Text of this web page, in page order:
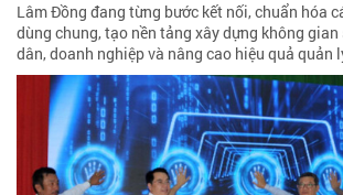
Lâm Đồng đang từng bước kết nối, chuẩn hóa
dùng chung, tạo nền tảng xây dựng không
dân, doanh nghiệp và nâng cao hiệu quả quản